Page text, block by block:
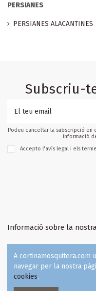
PERSIANES
PERSIANES ALACANTINES
Subscriu-
Podeu cancel·lar la subscripció
informació
Accepto l'avís legal i els
Informació sobre la
Compte de client
Contacta'ns
A cortinamosquitera.com
navegar per la nostra
cookies.